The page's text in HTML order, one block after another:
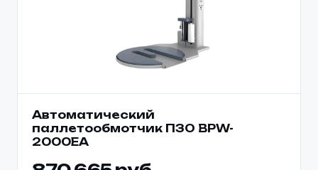
Автоматический
паллетообмотчик ПЗО BPW-
2000EA